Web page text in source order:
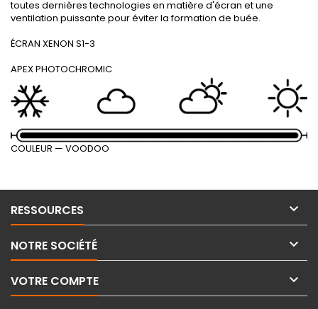
toutes dernières technologies en matière d'écran et une
ventilation puissante pour éviter la formation de buée.
ÉCRAN XENON S1-3
APEX PHOTOCHROMIC
COULEUR — VOODOO
RESSOURCES 
NOTRE SOCIÉTÉ 
VOTRE COMPTE 